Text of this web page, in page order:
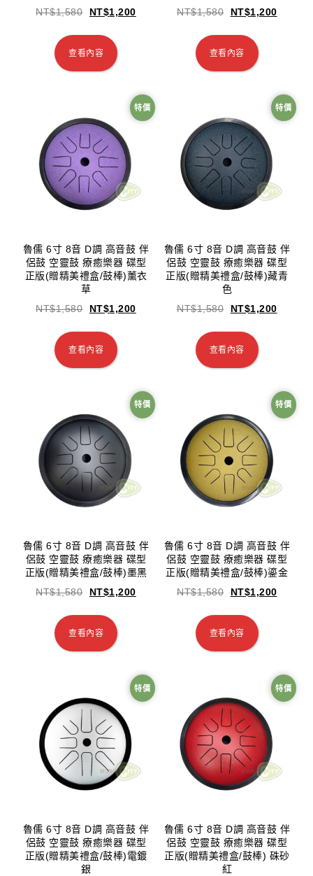
NT$1,580 NT$1,200
查看內容
NT$1,580 NT$1,200
查看內容
特價
魯儒 6寸 8音 D調 高音鼓 伴
侶鼓 空靈鼓 療癒樂器 碟型
正版(贈精美禮盒/鼓棒)薰衣
草
NT$1,580 NT$1,200
查看內容
特價
魯儒 6寸 8音 D調 高音鼓 伴
侶鼓 空靈鼓 療癒樂器 碟型
正版(贈精美禮盒/鼓棒)藏青
色
NT$1,580 NT$1,200
查看內容
特價
魯儒 6寸 8音 D調 高音鼓 伴
侶鼓 空靈鼓 療癒樂器 碟型
正版(贈精美禮盒/鼓棒)墨黑
NT$1,580 NT$1,200
查看內容
特價
魯儒 6寸 8音 D調 高音鼓 伴
侶鼓 空靈鼓 療癒樂器 碟型
正版(贈精美禮盒/鼓棒)鎏金
NT$1,580 NT$1,200
查看內容
特價
魯儒 6寸 8音 D調 高音鼓 伴
侶鼓 空靈鼓 療癒樂器 碟型
正版(贈精美禮盒/鼓棒)電鍍
銀
特價
魯儒 6寸 8音 D調 高音鼓 伴
侶鼓 空靈鼓 療癒樂器 碟型
正版(贈精美禮盒/鼓棒) 硃砂
紅